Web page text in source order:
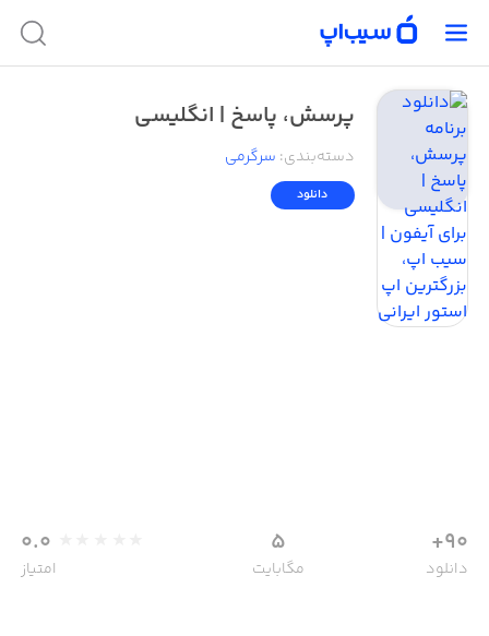
پرسش، پاسخ | انگلیسی
دسته‌بندی: سرگرمی
دانلود
90+
دانلود
5
مگابایت
0.0
امتیاز